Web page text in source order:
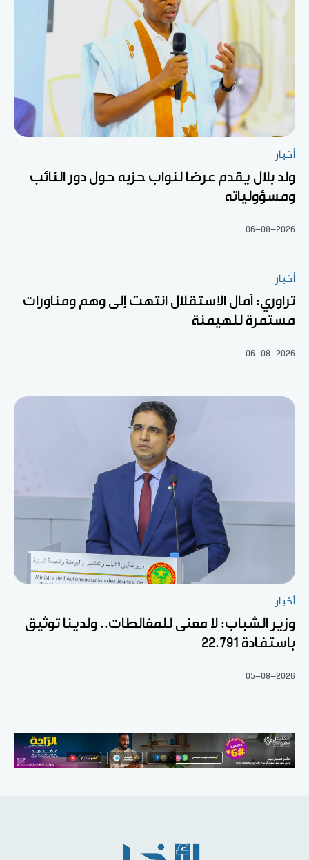
أخبار
ولد بلال يقدم عرضا لنواب حزبه حول دور النائب
ومسؤولياته
06-08-2026
أخبار
تراوري: آمال الاستقلال انتهت إلى وهم ومناورات
مستمرة للهيمنة
06-08-2026
أخبار
وزير الشباب: لا معنى للمغالطات.. ولدينا توثيق
باستفادة 22.791
05-08-2026